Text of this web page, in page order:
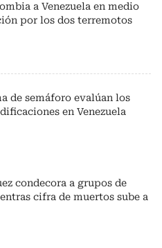
a Venezuela en medio
por los dos terremotos
de semáforo evalúan los
en Venezuela
condecora a grupos de
cifra de muertos sube a